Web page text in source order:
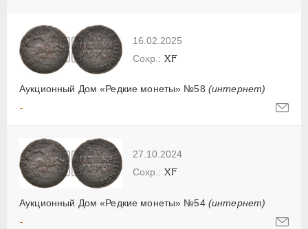
16.02.2025
Аукционный Дом «Редкие монеты» №58 (интернет)
XF
-
27.10.2024
Аукционный Дом «Редкие монеты» №54 (интернет)
XF
-